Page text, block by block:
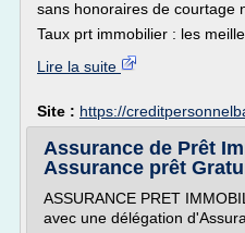
sans honoraires de courtage
Taux prt immobilier : les
Lire la suite
Site : https://
Assurance de Prêt
Assurance prêt
ASSURANCE PRET
avec une délégation